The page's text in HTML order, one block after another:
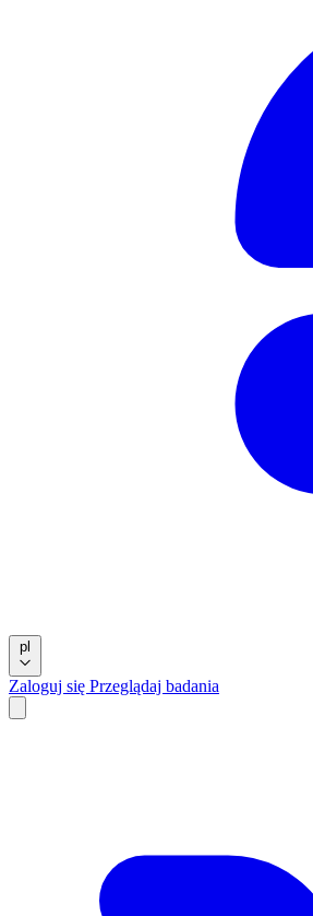
pl
Zaloguj się Przeglądaj badania